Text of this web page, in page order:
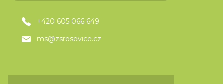
+420 605 066 649
ms@zsrosovice.cz